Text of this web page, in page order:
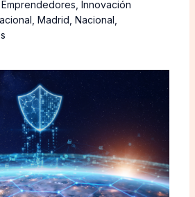
Emprendedores Innovación
Madrid Nacional